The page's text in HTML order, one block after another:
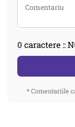
0 caractere ::
* Comentariile